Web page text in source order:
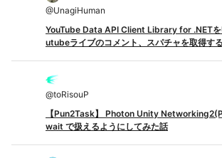
@UnagiHuman
YouTube Data API Client Library for .NET
utubeライブのコメント、スパチャを取得する
@toRisouP
【Pun2Task】 Photon Unity
wait で扱えるようにしてみた話